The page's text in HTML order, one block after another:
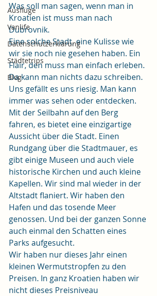
Ausflüge
Vanlife
Datenschutzerklärung
Städtetrips
Blog
Was soll man sagen, wenn man in
Kroatien ist muss man nach
Dubrovnik.
Eine solche Stadt, eine Kulisse wie
wir sie noch nie gesehen haben. Ein
Flair, den muss man einfach erleben.
Da kann man nichts dazu schreiben.
Uns gefällt es uns riesig. Man kann
immer was sehen oder entdecken.
Mit der Seilbahn auf den Berg
fahren, es bietet eine einzigartige
Aussicht über die Stadt. Einen
Rundgang über die Stadtmauer, es
gibt einige Museen und auch viele
historische Kirchen und auch kleine
Kapellen. Wir sind mal wieder in der
Altstadt flaniert. Wir haben den
Hafen und das tosende Meer
genossen. Und bei der ganzen Sonne
auch einmal den Schatten eines
Parks aufgesucht.
Wir haben nur dieses Jahr einen
kleinen Wermutstropfen zu den
Preisen. In ganz Kroatien haben wir
nicht dieses Preisniveau